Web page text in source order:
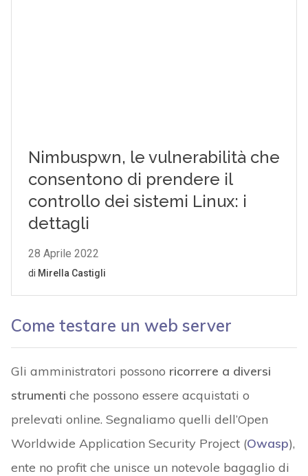
Come testare un web server
Gli amministratori possono ricorrere a diversi
strumenti che possono essere acquistati o
prelevati online. Segnaliamo quelli dell’Open
Worldwide Application Security Project (Owasp),
ente no profit che unisce un notevole bagaglio di